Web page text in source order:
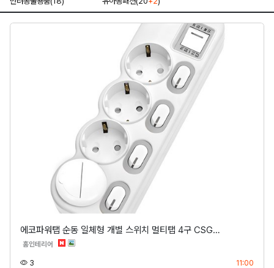
에코파워탭 순동 일체형 개별 스위치 멀티탭 4구 CSG…
홈인테리어 분류
3 11:00